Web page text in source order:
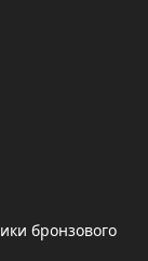
бронзового